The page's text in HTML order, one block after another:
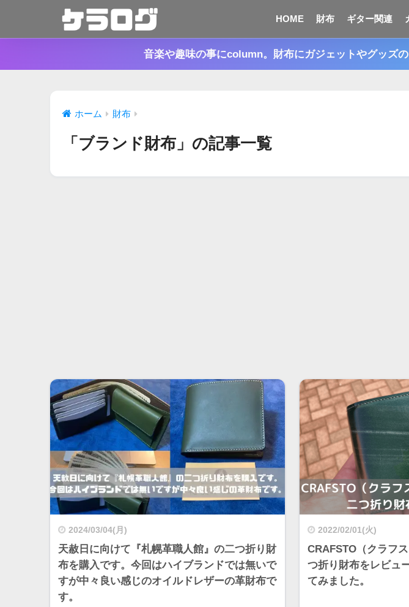
HOME 財布 ギター関連
音楽や趣味の事にcolumn。財布にガジェットやグッズ
ホーム 財布
「ブランド財布」の記事一覧
2024/03/04(月)
天赦日に向けて『札幌革職人館』の二つ折り財
布を購入です。今回はハイブランドでは無いで
すが中々良い感じのオイルドレザーの革財布で
す。
2022/02/01(火)
CRAFSTO（クラフ
つ折り財布をレビュ
てみました。